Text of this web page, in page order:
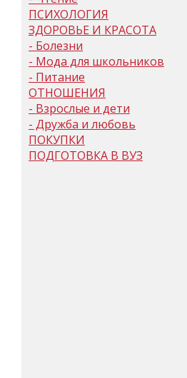
ПСИХОЛОГИЯ
ЗДОРОВЬЕ И КРАСОТА
- Болезни
- Мода для школьников
- Питание
ОТНОШЕНИЯ
- Взрослые и дети
- Дружба и любовь
ПОКУПКИ
ПОДГОТОВКА В ВУЗ